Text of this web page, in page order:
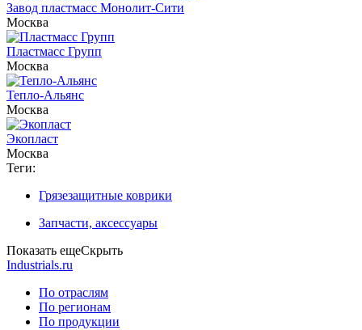
Завод пластмасс Монолит-Сити
Москва
Пластмасс Групп
Москва
Тепло-Альянс
Москва
Экопласт
Москва
Теги:
Грязезащитные коврики
Запчасти, аксессуары
Показать ещеСкрыть
Industrials.ru
По отраслям
По регионам
По продукции